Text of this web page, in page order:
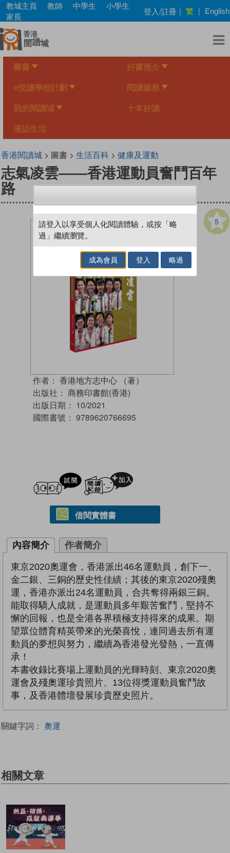
Skip
main
content
教城主頁 教師 中學生
小學生
家長
登入/註冊 | 繁 | English
圖書 好書推介
e悅讀學校計劃 閱讀服務
我的閱讀城 十本好讀
漫話生活
香港閱讀城> 圖書 > 生活百科> 健康及運動
志氣凌雲——香港運動員奮鬥百年
路
5
作者： 香港地方志中心 （著）
出版社： 商務印書館(香港)
出版日期： 10/2021
國際書號： 9789620766695
試閲
借閱實體書
內容簡介 作者簡介
東京2020奧運會，香港派出46名運動員，創下一、
金二銀、三銅的歷史性佳績；其後的東京2020殘奧
運，香港亦派出24名運動員，合共奪得兩銀三銅。
能取得驕人成就，是運動員多年艱苦奮鬥，堅持不
懈的回報，也是全港各界積極支持得來的成果。期
望眾位體育精英帶來的光榮喜悅，連同過去所有運
動員的夢想與努力，繼續為香港發光發熱，一直傳
承！
本書收錄比賽場上運動員的光輝時刻、東京2020奧
運會及殘奧運珍貴照片、13位得獎運動員奮鬥故
事，及香港體壇發展珍貴歷史照片。
關鍵字詞： 奧運
相關文章
請登入以享受個人化閱讀體驗，或按「略
過」繼續瀏覽。
成為會員 登入 略過